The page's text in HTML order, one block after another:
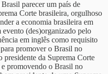
parecer um país de
Corte brasileira, orgulhoso
a economia brasileira em
(des)organizado pelo
em inglês como requisito
promover o Brasil no
presidente da Suprema Corte
promovendo o Brasil no